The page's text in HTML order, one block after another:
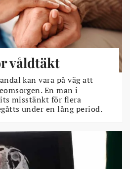
våldtäkt
kan vara på väg att
En man i
misstänkt för flera
under en lång period.